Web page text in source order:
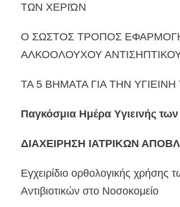
ΤΩΝ ΧΕΡΙΏΝ
Ο ΣΩΣΤΟΣ ΤΡΟΠΟΣ
ΑΛΚΟΟΛΟΥΧΟΥ
ΤΑ 5 ΒΗΜΑΤΑ ΓΙΑ ΤΗΝ
Παγκόσμια Ημέρα Yγιεινής
ΔΙΑΧΕΙΡΗΣΗ ΙΑΤΡΙΚΩΝ
Εγχειρίδιο ορθολογικής χρήσης
Αντιβιοτικών στο Νοσοκομείο